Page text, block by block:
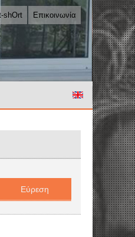
shOrt Επικοινωνία